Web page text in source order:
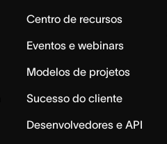
Centro de recursos
Eventos e webinars
Modelos de projetos
Sucesso do cliente
Desenvolvedores e API